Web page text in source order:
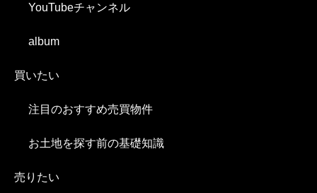
YouTubeチャンネル
album
買いたい
注目のおすすめ売買物件
お土地を探す前の基礎知識
売りたい